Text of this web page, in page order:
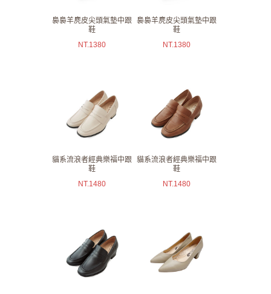
裊裊羊麂皮尖頭氣墊中跟
鞋
NT.1380
裊裊羊麂皮尖頭氣墊中跟
鞋
NT.1380
貓系流浪者經典樂福中跟
鞋
NT.1480
貓系流浪者經典樂福中跟
鞋
NT.1480